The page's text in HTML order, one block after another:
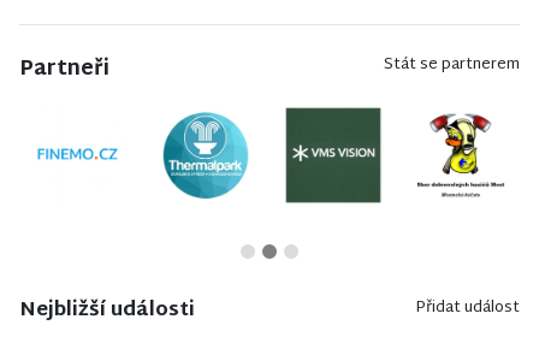
Partneři Stát se partnerem
Nejbližší události Přidat událost